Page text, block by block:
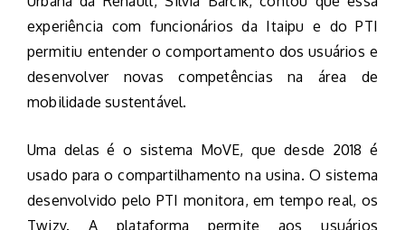
experiência com funcionários da Itaipu e do PTI
permitiu entender o comportamento dos usuários e
desenvolver novas competências na área de
mobilidade sustentável.
Uma delas é o sistema MoVE, que desde 2018 é
usado para o compartilhamento na usina. O sistema
desenvolvido pelo PTI monitora, em tempo real, os
Twizy. A plataforma permite aos usuários